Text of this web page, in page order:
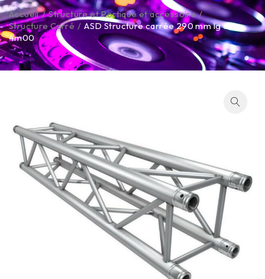
Accueil / Structure et Portique et accessoire /
Structure Carré / ASD Structure carrée 290 mm lg de
4m00